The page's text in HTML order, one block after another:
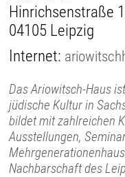
Hinrichsenstraße
04105 Leipzig
Internet:
Das Ariowitsch-Haus
jüdische Kultur in
bildet mit zahlreichen
Ausstellungen,
Nachbarschaft des